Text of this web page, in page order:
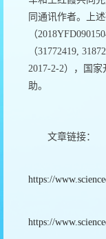
同通讯作者。上
（
（31772419,
2017-2-2），国家
助。
文章链接：
https://
https://